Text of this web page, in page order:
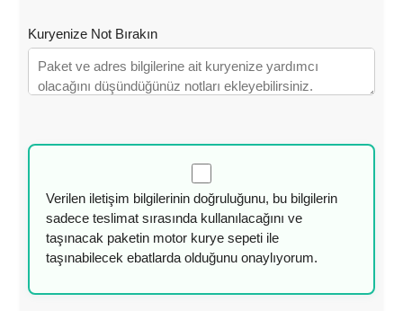
Kuryenize Not Bırakın
Verilen iletişim bilgilerinin doğruluğunu, bu bilgilerin
sadece teslimat sırasında kullanılacağını ve
taşınacak paketin motor kurye sepeti ile
taşınabilecek ebatlarda olduğunu onaylıyorum.